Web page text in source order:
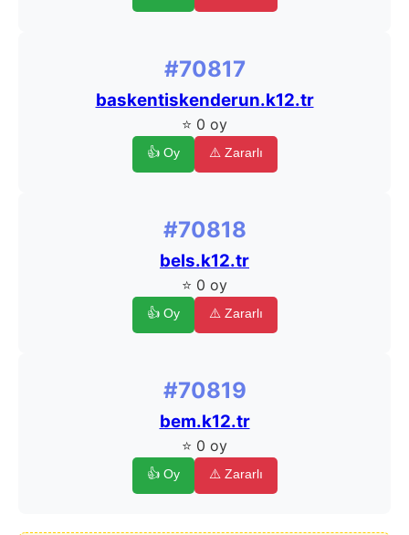
#70817
baskentiskenderun.k12.tr
⭐ 0 oy
👍 Oy ⚠️ Zararlı
#70818
bels.k12.tr
⭐ 0 oy
👍 Oy ⚠️ Zararlı
#70819
bem.k12.tr
⭐ 0 oy
👍 Oy ⚠️ Zararlı